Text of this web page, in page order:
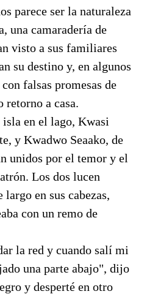
parece ser la naturaleza
una camaradería de
visto a sus familiares
su destino y, en algunos
falsas promesas de
retorno a casa.
en el lago, Kwasi
y Kwadwo Seaako, de
unidos por el temor y el
Los dos lucen
en sus cabezas,
con un remo de
la red y cuando salí mi
una parte abajo", dijo
y desperté en otro